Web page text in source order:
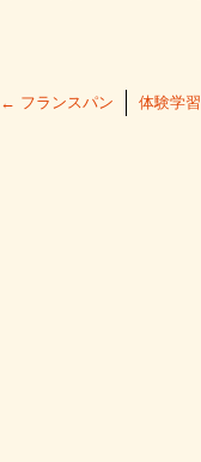
← フランスパン 体験学習